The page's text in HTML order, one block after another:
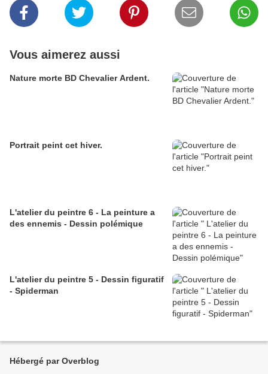
Vous aimerez aussi
Nature morte BD Chevalier Ardent.
Portrait peint cet hiver.
L'atelier du peintre 6 - La peinture a
des ennemis - Dessin polémique
L'atelier du peintre 5 - Dessin figuratif
- Spiderman
Hébergé par Overblog